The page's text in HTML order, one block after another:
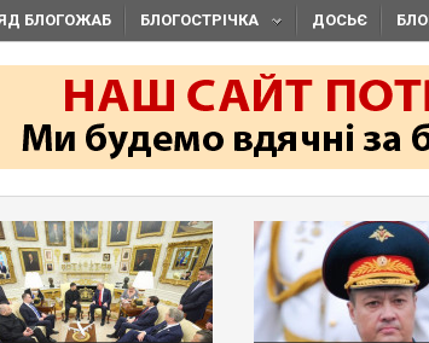
БЛОГОЖАБ БЛОГОСТРІЧКА ДОСЬЄ